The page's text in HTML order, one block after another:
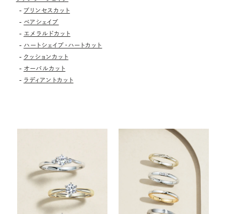
- プリンセスカット
- ペアシェイプ
- エメラルドカット
- ハートシェイプ・ハートカット
- クッションカット
- オーバルカット
- ラディアントカット